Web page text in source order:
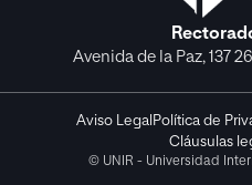
Avenida de la Paz, 137
Aviso Legal Política de
Cláusulas
© UNIR - Universidad